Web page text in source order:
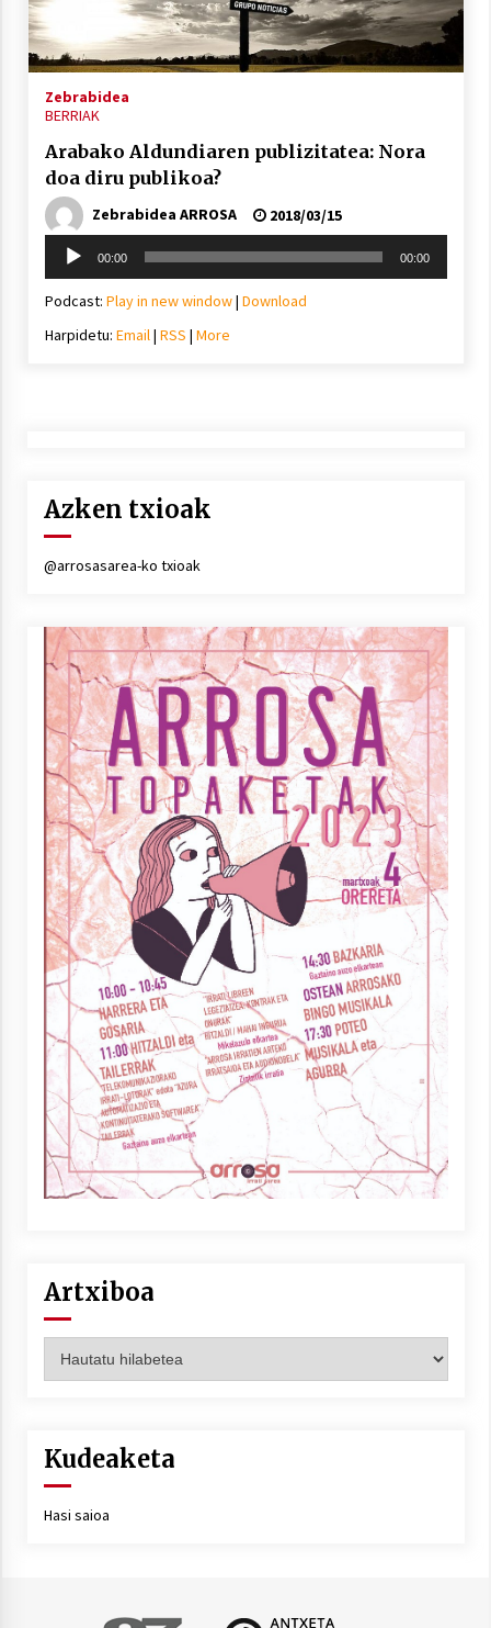
inguruko tailerraren audioa
2021/11/25
Mahai-ingurua: irratia, podcastak
eta ondoren zer?
2021/11/12
Arrosa sareko IX. topaketak!
IX. topaketak
2021/10/04
Segura irratian Arrosaren 20 urteez
2021/07/22
Arrosari buruzko erreportaia
2021/07/16
Berria egunkarian elkarrizketa
Arrosaren 20 urteez
2021/07/06
EHZtik
Zebrabidea
BERRIAK
Arabako Aldundiaren publizitatea: Nora
doa diru publikoa?
Zebrabidea ARROSA
2018/03/15
Soinu
erreproduzigailua
00:00 00:00
Podcast: Play in new window| Download
Harpidetu: Email| RSS | More
Azken txioak
@arrosasarea-ko txioak
Artxiboa
Kudeaketa
Hasi saioa